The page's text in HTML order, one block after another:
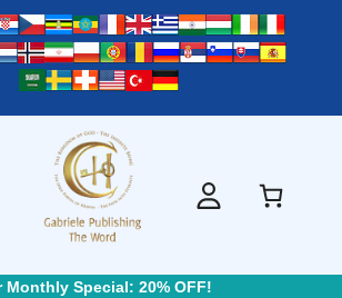
Monthly Special: 20% OFF!